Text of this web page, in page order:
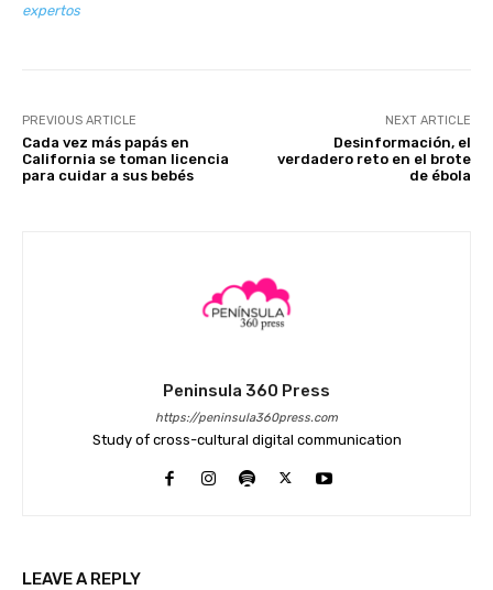
expertos
PREVIOUS ARTICLE
Cada vez más papás en
California se toman licencia
para cuidar a sus bebés
NEXT ARTICLE
Desinformación, el
verdadero reto en el brote
de ébola
Peninsula 360 Press
https://peninsula360press.com
Study of cross-cultural digital communication
LEAVE A REPLY